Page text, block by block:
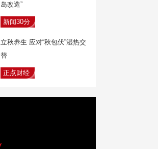
岛改造”
新闻30分
立秋养生 应对“秋包伏”湿热交
替
正点财经